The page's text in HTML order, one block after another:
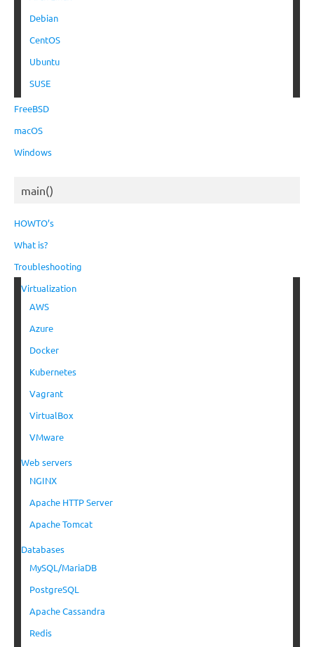
Debian
CentOS
Ubuntu
SUSE
FreeBSD
macOS
Windows
main()
HOWTO’s
What is?
Troubleshooting
Virtualization
AWS
Azure
Docker
Kubernetes
Vagrant
VirtualBox
VMware
Web servers
NGINX
Apache HTTP Server
Apache Tomcat
Databases
MySQL/MariaDB
PostgreSQL
Apache Cassandra
Redis